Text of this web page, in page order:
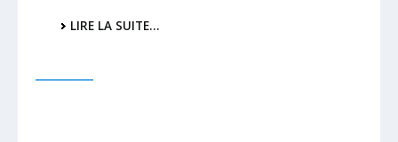
VISITE
SYNAGOGUE
LIRE LA SUITE…